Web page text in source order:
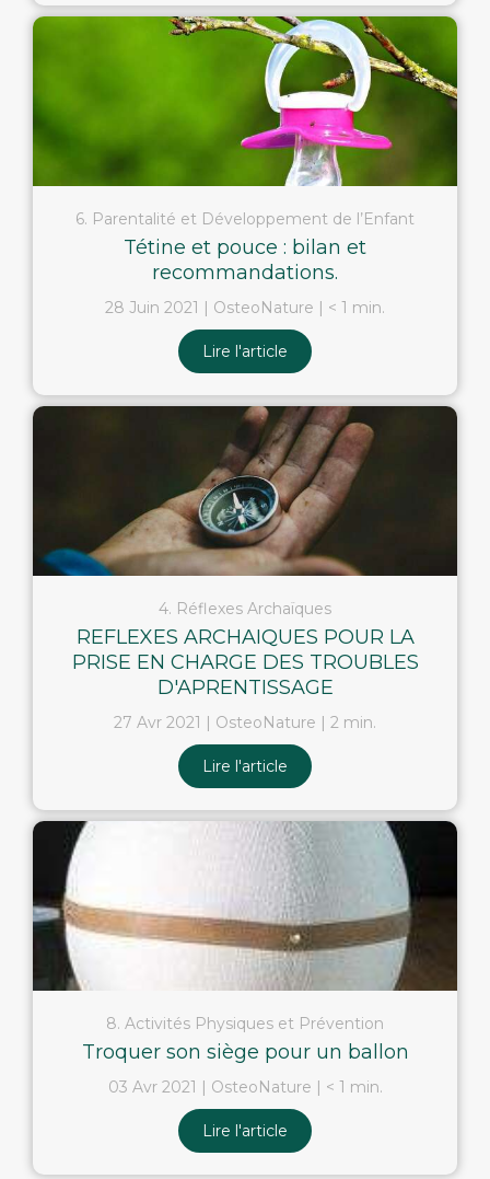
6. Parentalité et Développement de l’Enfant
Tétine et pouce : bilan et
recommandations.
28 Juin 2021 OsteoNature < 1 min.
Lire l'article
4. Réflexes Archaïques
REFLEXES ARCHAIQUES POUR LA
PRISE EN CHARGE DES TROUBLES
D'APRENTISSAGE
27 Avr 2021 OsteoNature 2 min.
Lire l'article
8. Activités Physiques et Prévention
Troquer son siège pour un ballon
03 Avr 2021 OsteoNature < 1 min.
Lire l'article